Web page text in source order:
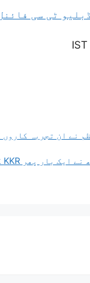
ڈبلیو ٹی سی
نے ان تجربہ